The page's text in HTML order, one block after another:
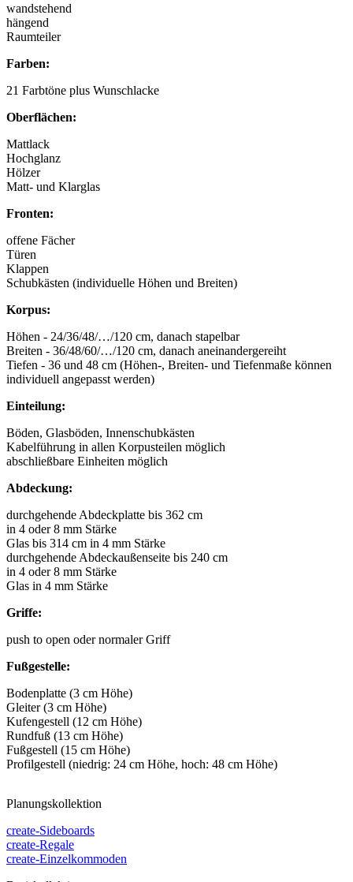
wandstehend
hängend
Raumteiler
Farben:
21 Farbtöne plus Wunschlacke
Oberflächen:
Mattlack
Hochglanz
Hölzer
Matt- und Klarglas
Fronten:
offene Fächer
Türen
Klappen
Schubkästen (individuelle Höhen und Breiten)
Korpus:
Höhen - 24/36/48/…/120 cm, danach stapelbar
Breiten - 36/48/60/…/120 cm, danach aneinandergereiht
Tiefen - 36 und 48 cm (Höhen-, Breiten- und Tiefenmaße können
individuell angepasst werden)
Einteilung:
Böden, Glasböden, Innenschubkästen
Kabelführung in allen Korpusteilen möglich
abschließbare Einheiten möglich
Abdeckung:
durchgehende Abdeckplatte bis 362 cm
in 4 oder 8 mm Stärke
Glas bis 314 cm in 4 mm Stärke
durchgehende Abdeckaußenseite bis 240 cm
in 4 oder 8 mm Stärke
Glas in 4 mm Stärke
Griffe:
push to open oder normaler Griff
Fußgestelle:
Bodenplatte (3 cm Höhe)
Gleiter (3 cm Höhe)
Kufengestell (12 cm Höhe)
Rundfuß (13 cm Höhe)
Fußgestell (15 cm Höhe)
Profilgestell (niedrig: 24 cm Höhe, hoch: 48 cm Höhe)
Planungskollektion
create-Sideboards
create-Regale
create-Einzelkommoden